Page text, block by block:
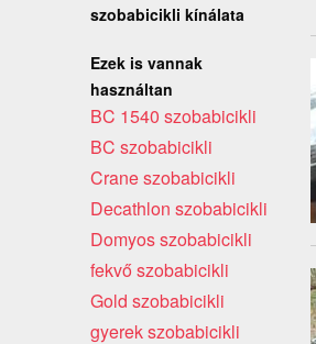
szobabicikli kínálata
Ezek is vannak
használtan
BC 1540 szobabicikli
BC szobabicikli
Crane szobabicikli
Decathlon szobabicikli
Domyos szobabicikli
fekvő szobabicikli
Gold szobabicikli
gyerek szobabicikli